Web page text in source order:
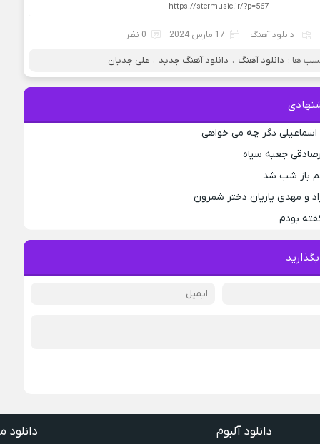
دانلود آهنگ 17 مارس 2024 0 نظر
ها : دانلود آهنگ ، دانلود آهنگ جدید ، علی جدیان
دگر چه می خواهی
جعبه سیاه
باز شب شد
و مهدی یاریان دختر شمرون
بودم
دانلود آلبوم دانلود